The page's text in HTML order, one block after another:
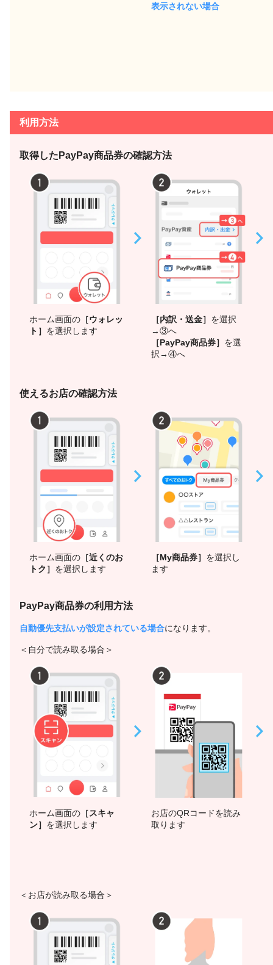
表示されない場合
利用方法
取得したPayPay商品券の確認方法
ホーム画面の ［ウォレッ
ト］ を選択します
［内訳・送金］ を選択
→③へ
［PayPay商品券］ を選
択→④へ
使えるお店の確認方法
ホーム画面の ［近くのお
トク］ を選択します
［My商品券］ を選択し
ます
PayPay商品券の利用方法
自動優先支払いが設定されている場合になります。
＜自分で読み取る場合＞
ホーム画面の ［スキャ
ン］ を選択します
お店のQRコードを読み
取ります
＜お店が読み取る場合＞